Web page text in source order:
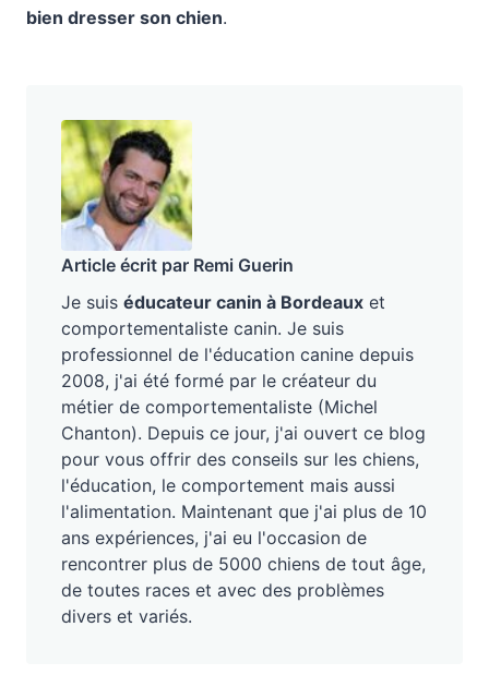
bien dresser son chien.
Article écrit par Remi Guerin
Je suis éducateur canin à Bordeaux et
comportementaliste canin. Je suis
professionnel de l'éducation canine depuis
2008, j'ai été formé par le créateur du
métier de comportementaliste (Michel
Chanton). Depuis ce jour, j'ai ouvert ce blog
pour vous offrir des conseils sur les chiens,
l'éducation, le comportement mais aussi
l'alimentation. Maintenant que j'ai plus de 10
ans expériences, j'ai eu l'occasion de
rencontrer plus de 5000 chiens de tout âge,
de toutes races et avec des problèmes
divers et variés.